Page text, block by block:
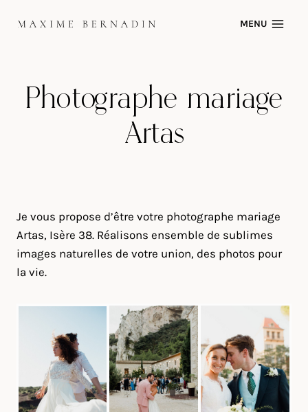
MENU
Photographe mariage
Artas
Je vous propose d’être votre photographe mariage
Artas, Isère 38. Réalisons ensemble de sublimes
images naturelles de votre union, des photos pour
la vie.